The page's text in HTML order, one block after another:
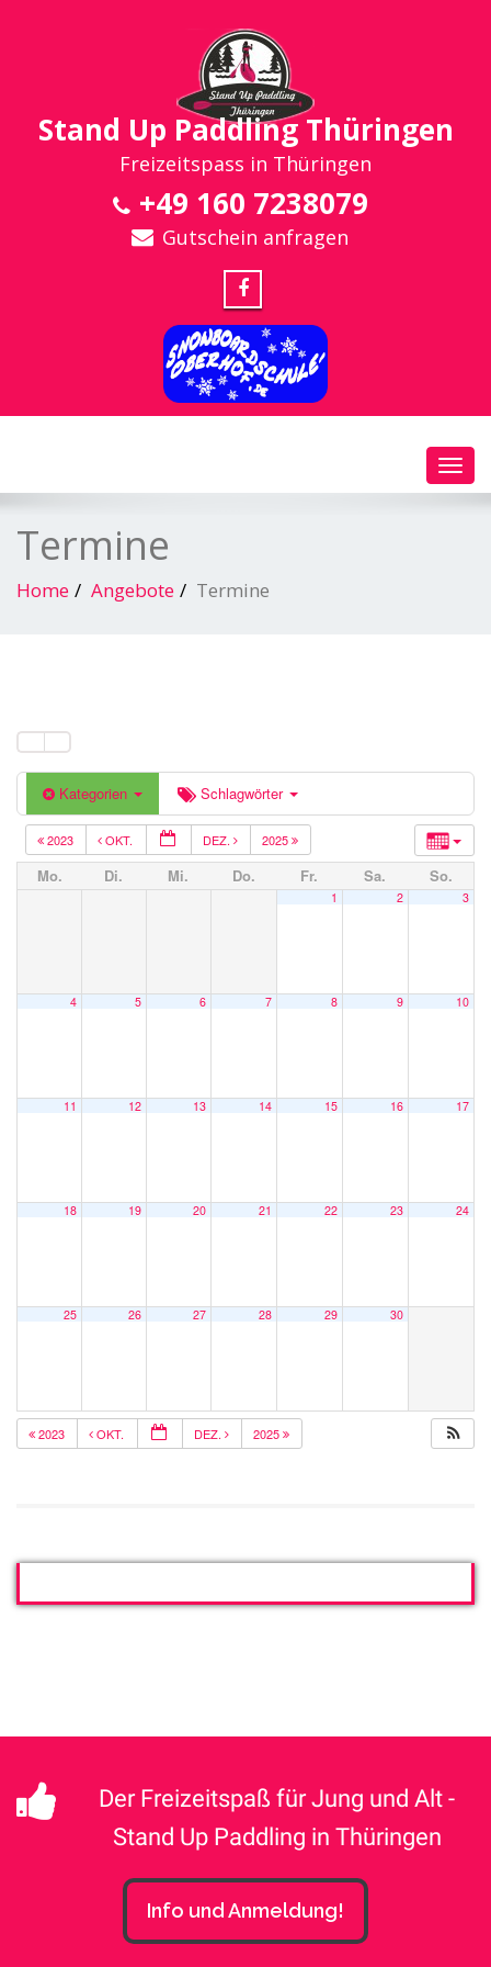
Stand Up Paddling Thüringen
Freizeitspass in Thüringen
+49 160 7238079
Gutschein anfragen
Termine
Home Angebote Termine
Kategorien Schlagwörter
2023 OKT. DEZ. 2025
Mo. Di. Mi. Do. Fr. Sa. So.
1 2 3
4 5 6 7 8 9 10
11 12 13 14 15 16 17
18 19 20 21 22 23 24
25 26 27 28 29 30
2023 OKT. DEZ. 2025
Der Freizeitspaß für Jung und Alt -
Stand Up Paddling in Thüringen
Info und Anmeldung!